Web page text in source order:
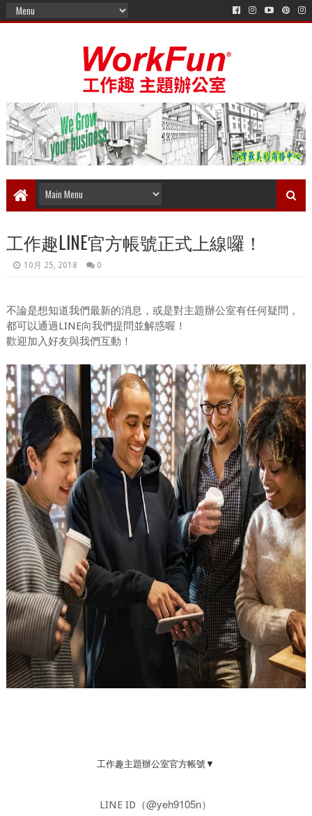
工作趣LINE官方帳號正式上線囉！
10月 25, 2018 0
不論是想知道我們最新的消息，或是對主題辦公室有任何疑問，
都可以通過LINE向我們提問並解惑喔！
歡迎加入好友與我們互動！
工作趣主題辦公室官方帳號▼
LINE ID（@yeh9105n）